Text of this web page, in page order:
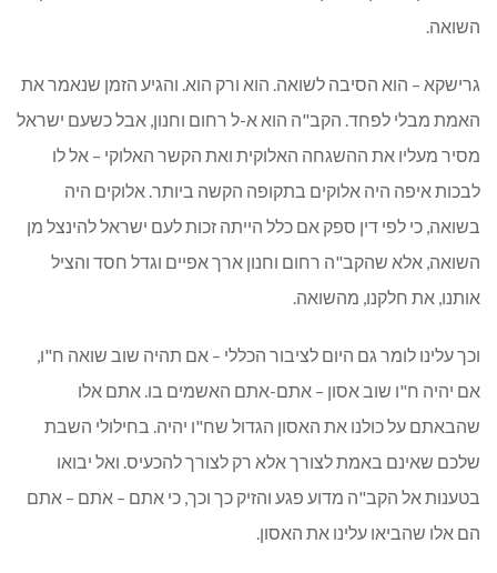
השואה.
גרישקא – הוא הסיבה לשואה. הוא ורק הוא. והגיע הזמן שנאמר את
האמת מבלי לפחד. הקב"ה הוא א-ל רחום וחנון, אבל כשעם ישראל
מסיר מעליו את ההשגחה האלוקית ואת הקשר האלוקי – אל לו
לבכות איפה היה אלוקים בתקופה הקשה ביותר. אלוקים היה
בשואה, כי לפי דין ספק אם כלל הייתה זכות לעם ישראל להינצל מן
השואה, אלא שהקב"ה רחום וחנון ארך אפיים וגדל חסד והציל
אותנו, את חלקנו, מהשואה.
וכך עלינו לומר גם היום לציבור הכללי – אם תהיה שוב שואה ח"ו,
אם יהיה ח"ו שוב אסון – אתם-אתם האשמים בו. אתם אלו
שהבאתם על כולנו את האסון הגדול שח"ו יהיה. בחילולי השבת
שלכם שאינם באמת לצורך אלא רק לצורך להכעיס. ואל יבואו
בטענות אל הקב"ה מדוע פגע והזיק כך וכך, כי אתם – אתם – אתם
הם אלו שהביאו עלינו את האסון.